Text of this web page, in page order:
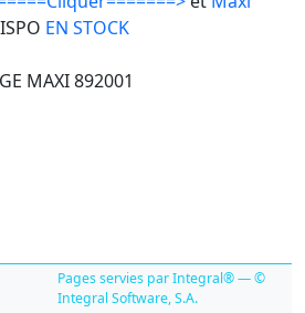
EN STOCK
MAXI 892001
Pages servies par Integral® — ©
Integral Software, S.A.